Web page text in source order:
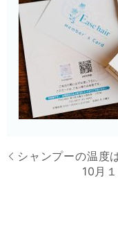
シャンプーの温度
10月